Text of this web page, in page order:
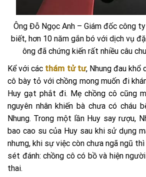
Ông Đỗ Ngọc Anh – Giám đốc công
biết, hơn 10 năm gắn bó với dịch vụ
ông đã chứng kiến rất nhiều câu
Kể với các thám tử tư, Nhung đau khổ
cô bày tỏ với chồng mong muốn đi
Huy gạt phắt đi. Mẹ chồng cô cũng
nguyên nhân khiến bà chưa có cháu
Nhung. Trong một lần Huy say rượu,
bao cao su của Huy sau khi sử dụng
nhưng, khi sự việc còn chưa ngã ngũ
sét đánh: chồng cô có bồ và hiện
thai.